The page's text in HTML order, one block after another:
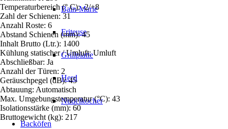
Bain-Marie
Friteuse
Grillplatte
Herd
Nudelkocher
Backöfen
Temperaturbereich (° C): -2/+8
Zahl der Schienen: 31
Anzahl Roste: 6
Abstand Schienen (mm): 45
Inhalt Brutto (Ltr.): 1400
Kühlung statischer / Umluft: Umluft
Abschließbar: Ja
Anzahl der Türen: 2
Geräuschpegel (dB): 45
Abtauung: Automatisch
Max. Umgebungstemperatur (°C): 43
Isolationsstärke (mm): 60
Bruttogewicht (kg): 217